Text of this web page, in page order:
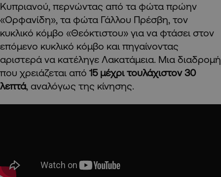
Κυπριανού, περνώντας από τα φώτα πρώην
«Ορφανίδη», τα φώτα Γάλλου Πρέσβη, τον
κυκλικό κόμβο «Θεόκτιστου» για να φτάσει στον
επόμενο κυκλικό κόμβο και πηγαίνοντας
αριστερά να κατέληγε Λακατάμεια. Μια διαδρομή
που χρειάζεται από 15 μέχρι τουλάχιστον 30
λεπτά, αναλόγως της κίνησης.